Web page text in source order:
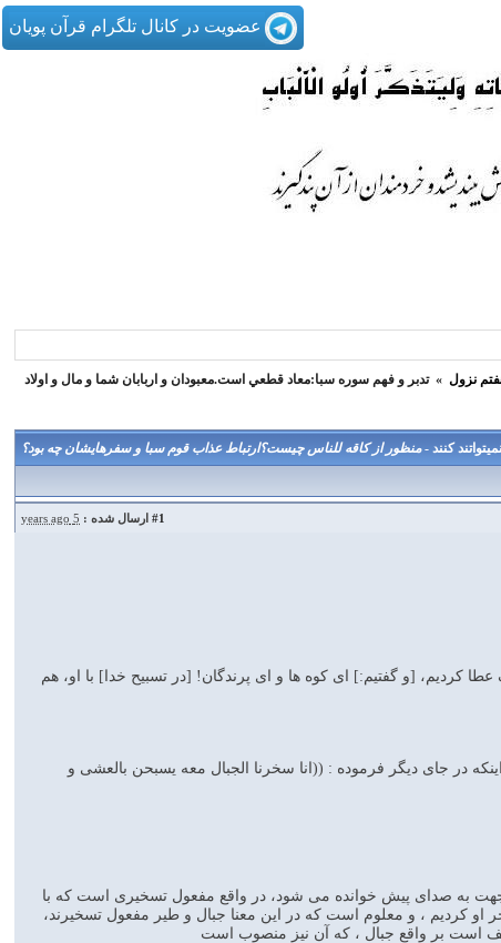
عضویت در کانال تلگرام قرآن پویان
نزول » تدبر و فهم سوره سبا:معاد قطعي است.معبودان و اربابان شما و مال و اولاد
كنند -منظور از كاقه للناس چيست؟ارتباط عذاب قوم سبا و سفرهايشان چه بود؟
#1 ارسال شده : 5 years ago
﴿۱۰﴾همانا به داود از سوی خود فضلی بزرگ عطا کردیم، [و گفتیم:] ای کوه ها و ای پرندگان! [در تسبیح خدا] با او، هم
در جاى ديگر فرموده : ((انا سخرنا الجبال معه يسبحن بالعشى و
به صداى پيش خوانده مى شود، در واقع مفعول تسخيرى است كه با
كرديم ، و معلوم است كه در اين معنا جبال و طير مفعول تسخيرند،
است بر واقع جبال ، كه آن نيز منصوب است